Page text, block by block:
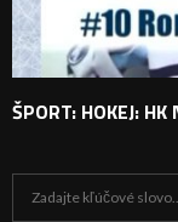
ŠPORT: HOKEJ: